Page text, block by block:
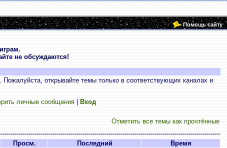
Помощь сайту
не обсуждаются!
открывайте темы только в соответствующих каналах и
личные сообщения| Вход
Отметить все темы как прочтённые
Просм. Последний
Время